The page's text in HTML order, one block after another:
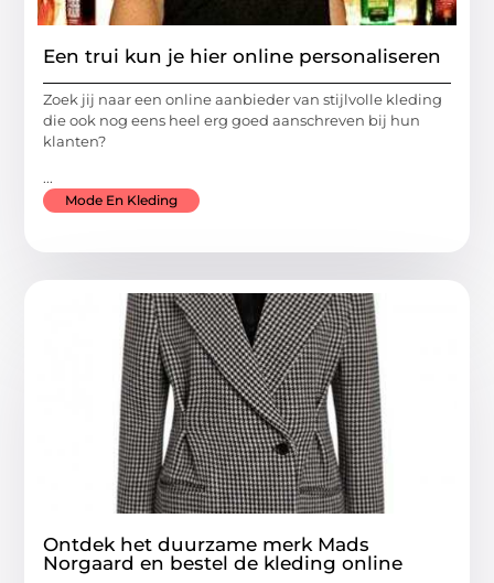
Een trui kun je hier online personaliseren
Zoek jij naar een online aanbieder van stijlvolle kleding
die ook nog eens heel erg goed aanschreven bij hun
klanten?
...
Mode En Kleding
Ontdek het duurzame merk Mads
Norgaard en bestel de kleding online